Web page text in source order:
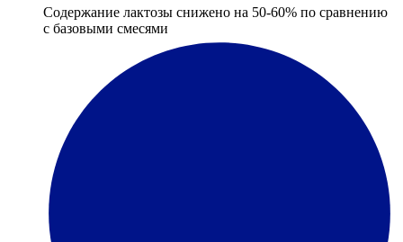
Содержание лактозы снижено на 50-60% по сравнению
с базовыми смесями